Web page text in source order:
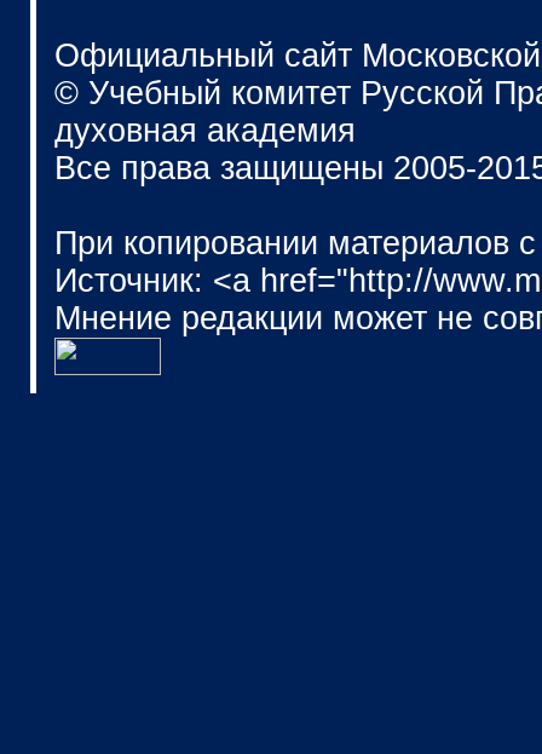
Официальный сайт
© Учебный комитет Русской
духовная академия
Все права защищены 2005-
При копировании материалов
Источник: <a href="http://
Мнение редакции может не